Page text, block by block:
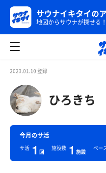
サウナイキタイの
地図からサウナが探せる！
2023.01.10 登録
ひろきち
今月のサ活
サ活 1 回
施設数 1 施設
ペー